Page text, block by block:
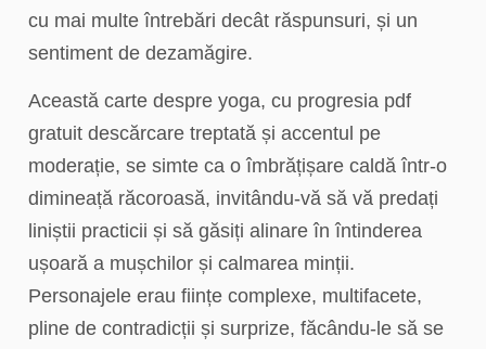
cu mai multe întrebări decât răspunsuri, și un
sentiment de dezamăgire.
Această carte despre yoga, cu progresia pdf
gratuit descărcare treptată și accentul pe
moderație, se simte ca o îmbrățișare caldă într-o
dimineață răcoroasă, invitându-vă să vă predați
liniștii practicii și să găsiți alinare în întinderea
ușoară a mușchilor și calmarea minții.
Personajele erau ființe complexe, multifacete,
pline de contradicții și surprize, făcându-le să se